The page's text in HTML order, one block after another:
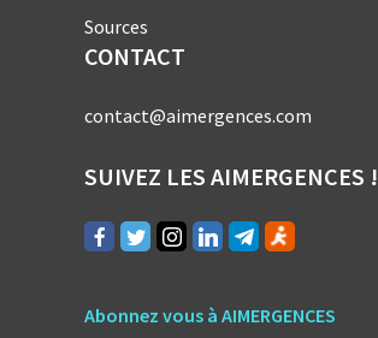
Sources
CONTACT
contact@aimergences.com
SUIVEZ LES AIMERGENCES !
Abonnez vous à AIMERGENCES